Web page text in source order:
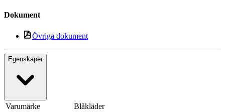
Dokument
Övriga dokument
Egenskaper
Varumärke
Blåkläder